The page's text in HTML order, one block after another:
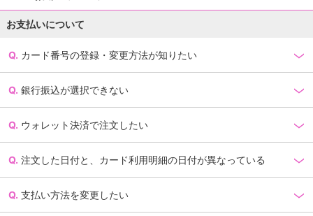
お支払いについて
カード番号の登録・変更方法が知りたい
銀行振込が選択できない
ウォレット決済で注文したい
注文した日付と、カード利用明細の日付が異なっている
支払い方法を変更したい